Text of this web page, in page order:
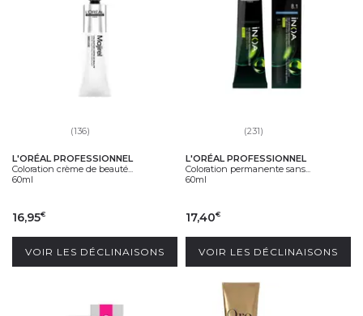
(136)
L'ORÉAL PROFESSIONNEL
Coloration crème de beauté...
60ml
16,95€
VOIR LES DÉCLINAISONS
(231)
L'ORÉAL PROFESSIONNEL
Coloration permanente sans...
60ml
17,40€
VOIR LES DÉCLINAISONS